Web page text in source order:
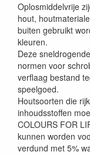
Oplosmiddelvrije
hout,
buiten gebruikt
kleuren.
Deze
normen voor
verflaag bestand
speelgoed.
Houtsoorten die
inhoudsstoffen
COLOURS FOR
kunnen worden
verdund met 5%